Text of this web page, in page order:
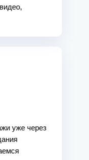
уже через